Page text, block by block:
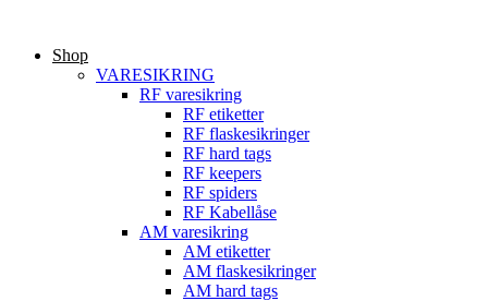
indholdShop
VARESIKRING
RF varesikring
RF etiketter
RF flaskesikringer
RF hard tags
RF keepers
RF spiders
RF Kabellåse
AM varesikring
AM etiketter
AM flaskesikringer
AM hard tags